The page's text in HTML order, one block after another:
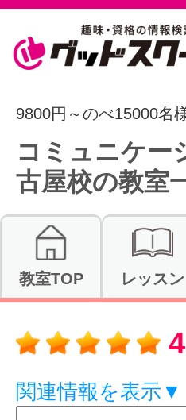
9800円～のべ15000名
コミュニケ
古屋校の教室
教室TOP レッスン
関連情報を表示▼